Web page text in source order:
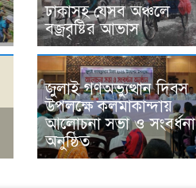
ঢাকাসহ যেসব অঞ্চলে
বজ্রবৃষ্টির আভাস
জুলাই গণঅভ্যুত্থান দিবস
উপলক্ষে কলমাকান্দায়
আলোচনা সভা ও সংবর্ধনা
অনুষ্ঠিত